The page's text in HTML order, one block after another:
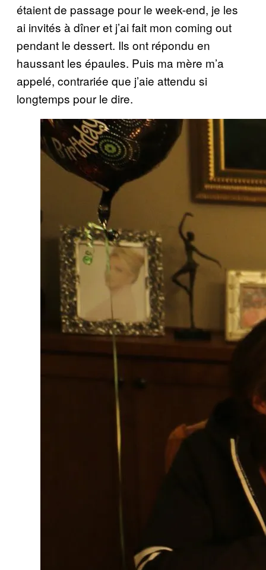
étaient de passage pour le week-end, je les
ai invités à dîner et j’ai fait mon coming out
pendant le dessert. Ils ont répondu en
haussant les épaules. Puis ma mère m’a
appelé, contrariée que j’aie attendu si
longtemps pour le dire.